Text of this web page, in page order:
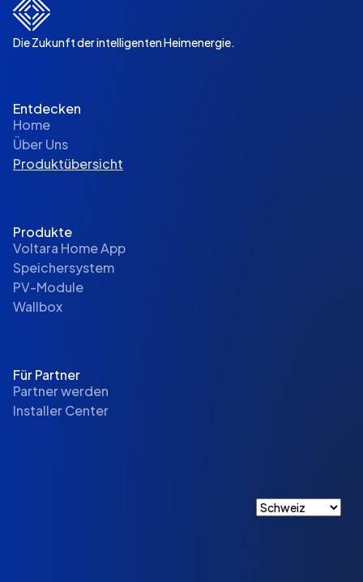
Die Zukunft der intelligenten Heimenergie.
Entdecken
Home
Über Uns
Produktübersicht
Produkte
Voltara Home App
Speichersystem
PV-Module
Wallbox
Für Partner
Partner werden
Installer Center